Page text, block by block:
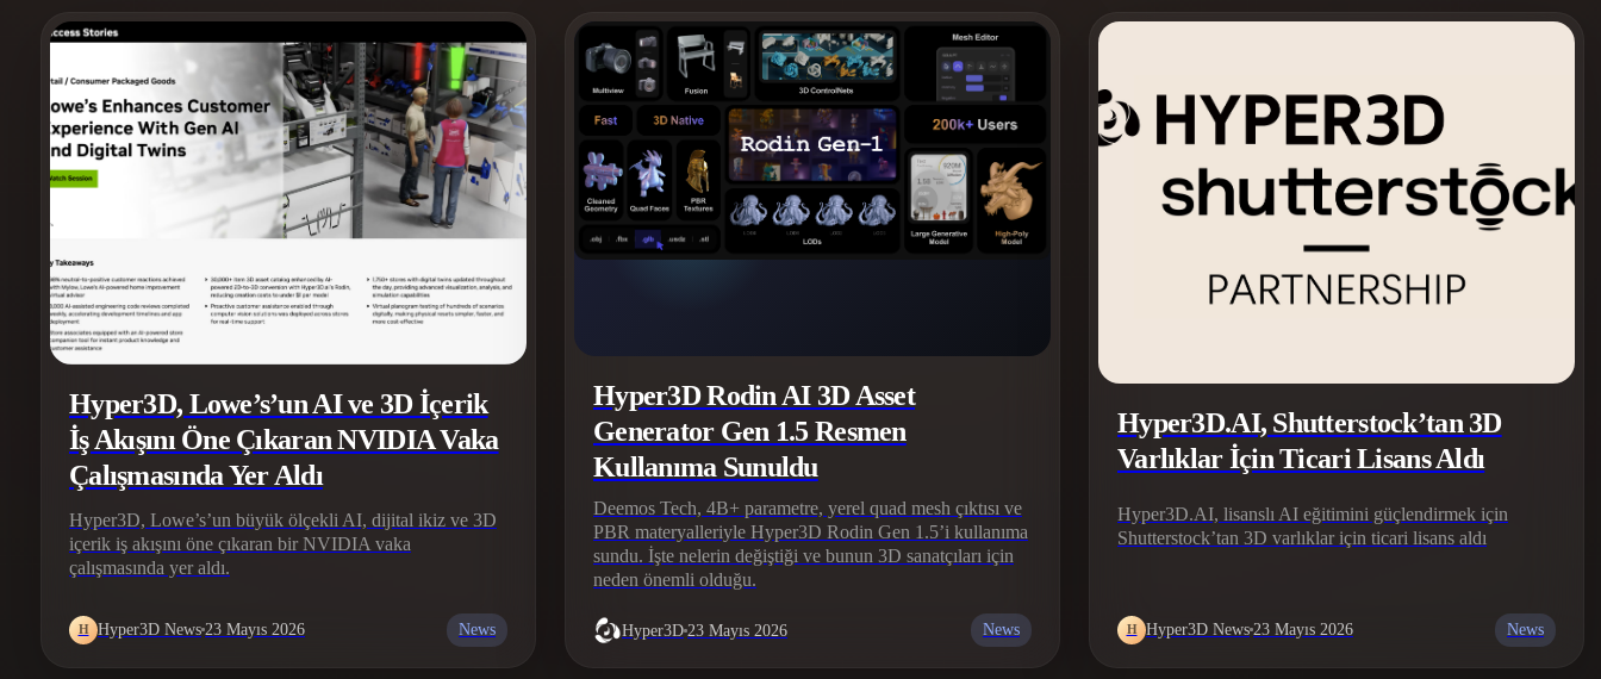
Hand-Painted Industrial Isometric Low Poly Medieval Minimalist Modern
Organic Photorealistic Pixel Art Realistic Retro Stylized Voxel
Hyper3D, Lowe’s’un AI ve 3D İçerik
İş Akışını Öne Çıkaran NVIDIA Vaka
Çalışmasında Yer Aldı
Hyper3D, Lowe’s’un büyük ölçekli AI, dijital ikiz ve 3D
içerik iş akışını öne çıkaran bir NVIDIA vaka
çalışmasında yer aldı.
H Hyper3D News 23 Mayıs 2026 News
Hyper3D Rodin AI 3D Asset
Generator Gen 1.5 Resmen
Kullanıma Sunuldu
Deemos Tech, 4B+ parametre, yerel quad mesh çıktısı ve
PBR materyalleriyle Hyper3D Rodin Gen 1.5’i kullanıma
sundu. İşte nelerin değiştiği ve bunun 3D sanatçıları için
neden önemli olduğu.
Hyper3D 23 Mayıs 2026 News
Hyper3D.AI, Shutterstock’tan 3D
Varlıklar İçin Ticari Lisans Aldı
Hyper3D.AI, lisanslı AI eğitimini güçlendirmek için
Shutterstock’tan 3D varlıklar için ticari lisans aldı
H Hyper3D News 23 Mayıs 2026 News